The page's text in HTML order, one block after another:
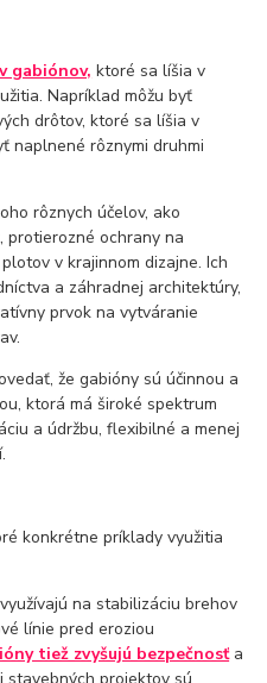
gabiónov, ktoré sa líšia v
Napríklad môžu byť
drôtov, ktoré sa líšia v
naplnené rôznymi druhmi
rôznych účelov, ako
protierozné ochrany na
v krajinnom dizajne. Ich
a záhradnej architektúry,
prvok na vytváranie
že gabióny sú účinnou a
ktorá má široké spektrum
a údržbu, flexibilné a menej
konkrétne príklady využitia
na stabilizáciu brehov
línie pred eroziou
tiež zvyšujú bezpečnosťa